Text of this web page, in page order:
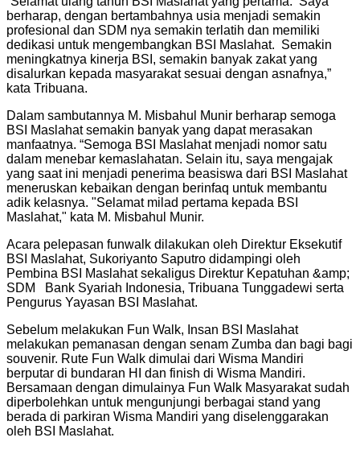
berharap, dengan bertambahnya usia menjadi semakin
profesional dan SDM nya semakin terlatih dan memiliki
dedikasi untuk mengembangkan BSI Maslahat. Semakin
meningkatnya kinerja BSI, semakin banyak zakat yang
disalurkan kepada masyarakat sesuai dengan asnafnya,”
kata Tribuana.
Dalam sambutannya M. Misbahul Munir berharap semoga
BSI Maslahat semakin banyak yang dapat merasakan
manfaatnya. “Semoga BSI Maslahat menjadi nomor satu
dalam menebar kemaslahatan. Selain itu, saya mengajak
yang saat ini menjadi penerima beasiswa dari BSI Maslahat
meneruskan kebaikan dengan berinfaq untuk membantu
adik kelasnya. "Selamat milad pertama kepada BSI
Maslahat," kata M. Misbahul Munir.
Acara pelepasan funwalk dilakukan oleh Direktur Eksekutif
BSI Maslahat, Sukoriyanto Saputro didampingi oleh
Pembina BSI Maslahat sekaligus Direktur Kepatuhan &amp;
SDM Bank Syariah Indonesia, Tribuana Tunggadewi serta
Pengurus Yayasan BSI Maslahat.
Sebelum melakukan Fun Walk, Insan BSI Maslahat
melakukan pemanasan dengan senam Zumba dan bagi bagi
souvenir. Rute Fun Walk dimulai dari Wisma Mandiri
berputar di bundaran HI dan finish di Wisma Mandiri.
Bersamaan dengan dimulainya Fun Walk Masyarakat sudah
diperbolehkan untuk mengunjungi berbagai stand yang
berada di parkiran Wisma Mandiri yang diselenggarakan
oleh BSI Maslahat.